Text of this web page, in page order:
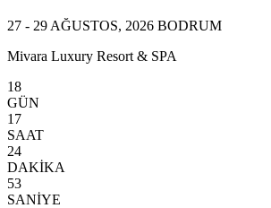
27 - 29 AĞUSTOS, 2026 BODRUM
Mivara Luxury Resort & SPA
18
GÜN
17
SAAT
24
DAKİKA
50
SANİYE